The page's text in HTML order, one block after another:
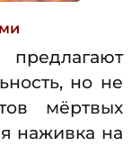
но не
мёртвых
наживка на